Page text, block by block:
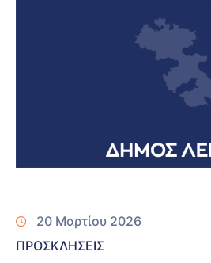
20 Μαρτίου 2026
ΠΡΟΣΚΛΗΣΕΙΣ